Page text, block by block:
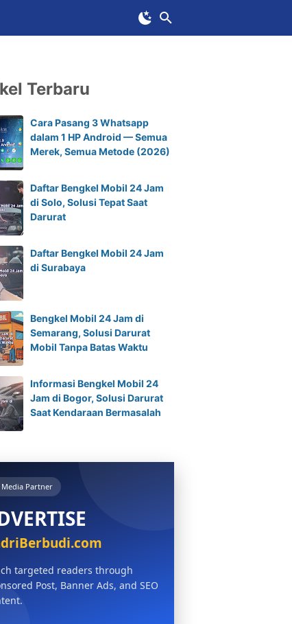
Terbaru
Cara Pasang 3 Whatsapp
dalam 1 HP Android — Semua
Merek, Semua Metode (2026)
Daftar Bengkel Mobil 24 Jam
di Solo, Solusi Tepat Saat
Darurat
Daftar Bengkel Mobil 24 Jam
di Surabaya
Bengkel Mobil 24 Jam di
Semarang, Solusi Darurat
Mobil Tanpa Batas Waktu
Informasi Bengkel Mobil 24
Jam di Bogor, Solusi Darurat
Saat Kendaraan Bermasalah
Media Partner
targeted readers through
Post, Banner Ads, and SEO